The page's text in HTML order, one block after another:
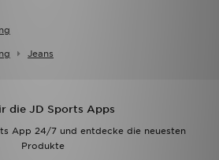
Jeans
die JD Sports Apps
App 24/7 und entdecke die neuesten
Produkte